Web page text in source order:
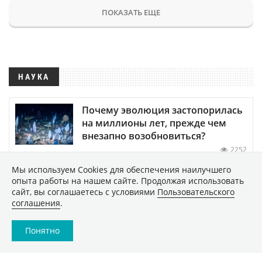
ПОКАЗАТЬ ЕЩЕ
НАУКА
Почему эволюция застопорилась
на миллионы лет, прежде чем
внезапно возобновиться?
2252
Новое исследование показало,
что Земля постепенно заселяет
Мы используем Сookies для обеспечения наилучшего
опыта работы на нашем сайте. Продолжая использовать
сайт, вы соглашаетесь с условиями Пользовательского
соглашения.
Понятно